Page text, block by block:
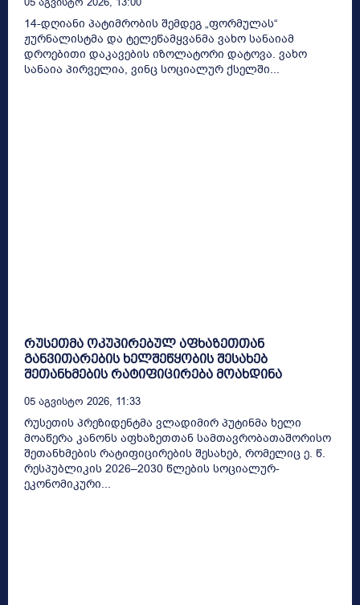
14-დღიანი პატიმრობის შემდეგ „ფორმულას“
ჟურნალისტმა და ტელეწამყვანმა ვახო სანაიამ
დროებითი დაკავების იზოლატორი დატოვა. ვახო
სანაია პირველია, ვინც სოციალურ ქსელში...
რუსეთმა ოკუპირებულ აფხაზეთთან
განვითარების ხელშეწყობის შესახებ
შეთანხმების რატიფიცირება მოახდინა
05 Აგვისტო 2026, 11:33
რუსეთის პრეზიდენტმა ვლადიმირ პუტინმა ხელი
მოაწერა კანონს აფხაზეთთან სამთავრობათაშორისო
შეთანხმების რატიფიცირების შესახებ, რომელიც ე. წ.
რესპუბლიკის 2026–2030 წლების სოციალურ-
ეკონომიკური...